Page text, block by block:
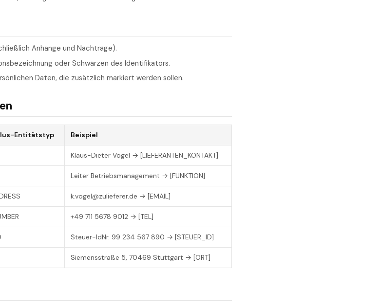
Anhänge und Nachträge).
oder Schwärzen des Identifikators.
Daten, die zusätzlich markiert werden sollen.
Entitätstyp Beispiel
Klaus-Dieter Vogel → [LIEFERANTEN_KONTAKT]
Leiter Betriebsmanagement → [FUNKTION]
k.vogel@zulieferer.de → [EMAIL]
+49 711 5678 9012 → [TEL]
Steuer-IdNr. 99 234 567 890 → [STEUER_ID]
Siemensstraße 5, 70469 Stuttgart → [ORT]